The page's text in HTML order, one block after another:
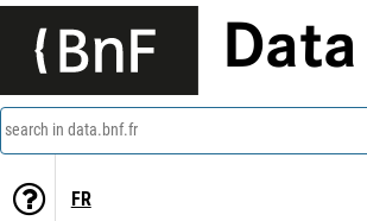
Data
search in data.bnf.fr
FR